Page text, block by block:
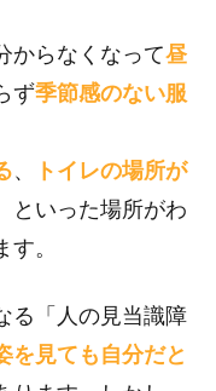
からなくなって昼
ず季節感のない服
、
トイレの場所が
といった場所がわ
。
る「人の見当識障
を見ても自分だと